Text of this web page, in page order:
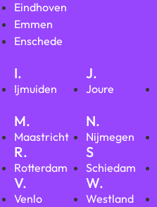
Eindhoven
Emmen
Enschede
I.
Ijmuiden
J.
Joure
M.
Maastricht
N.
Nijmegen
R.
Rotterdam
S
Schiedam
V.
Venlo
W.
Westland